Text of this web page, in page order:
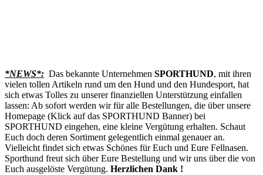
*NEWS*: Das bekannte Unternehmen SPORTHUND, mit ihren
vielen tollen Artikeln rund um den Hund und den Hundesport, hat
sich etwas Tolles zu unserer finanziellen Unterstützung einfallen
lassen: Ab sofort werden wir für alle Bestellungen, die über unsere
Homepage (Klick auf das SPORTHUND Banner) bei
SPORTHUND eingehen, eine kleine Vergütung erhalten. Schaut
Euch doch deren Sortiment gelegentlich einmal genauer an.
Vielleicht findet sich etwas Schönes für Euch und Eure Fellnasen.
Sporthund freut sich über Eure Bestellung und wir uns über die von
Euch ausgelöste Vergütung. Herzlichen Dank !